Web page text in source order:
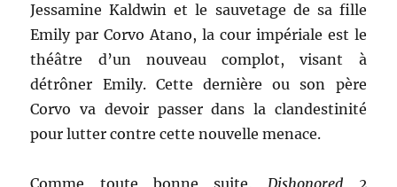
Jessamine Kaldwin et le sauvetage de sa fille
Emily par Corvo Atano, la cour impériale est le
théâtre d’un nouveau complot, visant à
détrôner Emily. Cette dernière ou son père
Corvo va devoir passer dans la clandestinité
pour lutter contre cette nouvelle menace.
Comme toute bonne suite,Dishonored 2